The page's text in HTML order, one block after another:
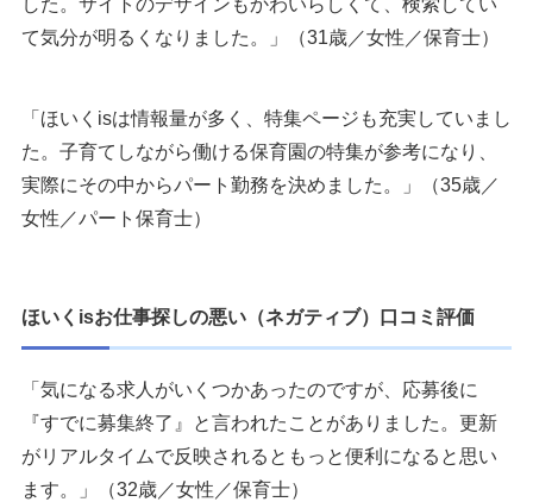
て気分が明るくなりました。」（31歳／女性／保育士）
「ほいくisは情報量が多く、特集ページも充実していまし
た。子育てしながら働ける保育園の特集が参考になり、
実際にその中からパート勤務を決めました。」（35歳／
女性／パート保育士）
ほいくisお仕事探しの悪い（ネガティブ）口コミ評価
「気になる求人がいくつかあったのですが、応募後に
『すでに募集終了』と言われたことがありました。更新
がリアルタイムで反映されるともっと便利になると思い
ます。」（32歳／女性／保育士）